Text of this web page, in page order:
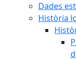
Dades
Història